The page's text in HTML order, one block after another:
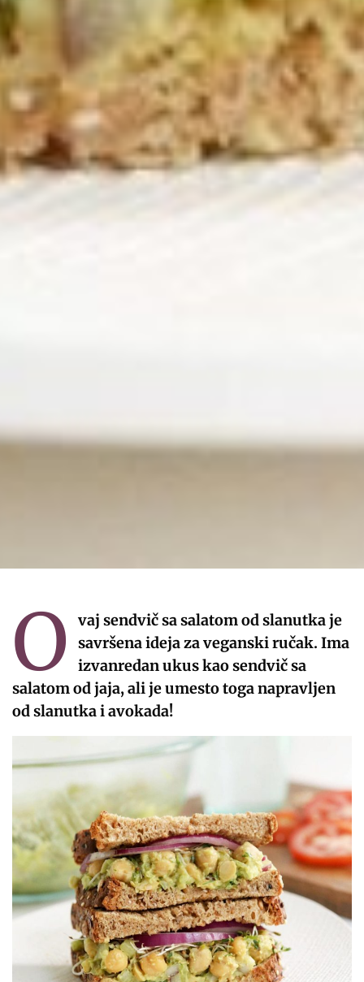
O
vaj sendvič sa salatom od slanutka je
savršena ideja za veganski ručak. Ima
izvanredan ukus kao sendvič sa
salatom od jaja, ali je umesto toga napravljen
od slanutka i avokada!